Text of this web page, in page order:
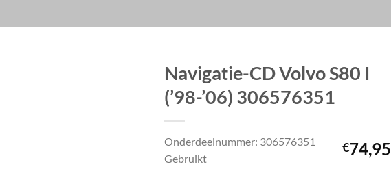
Navigatie-CD Volvo S80 I
(’98-’06) 306576351
€74,95
Onderdeelnummer: 306576351
Gebruikt